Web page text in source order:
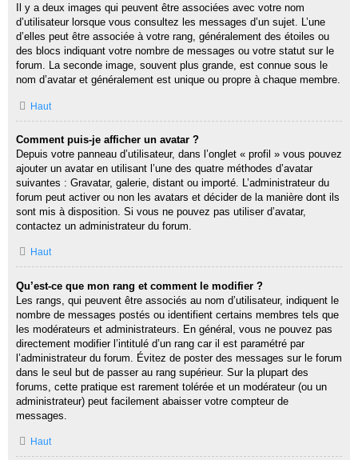
Il y a deux images qui peuvent être associées avec votre nom
d’utilisateur lorsque vous consultez les messages d’un sujet. L’une
d’elles peut être associée à votre rang, généralement des étoiles ou
des blocs indiquant votre nombre de messages ou votre statut sur le
forum. La seconde image, souvent plus grande, est connue sous le
nom d’avatar et généralement est unique ou propre à chaque membre.
Haut
Comment puis-je afficher un avatar ?
Depuis votre panneau d’utilisateur, dans l’onglet « profil » vous pouvez
ajouter un avatar en utilisant l’une des quatre méthodes d’avatar
suivantes : Gravatar, galerie, distant ou importé. L’administrateur du
forum peut activer ou non les avatars et décider de la manière dont ils
sont mis à disposition. Si vous ne pouvez pas utiliser d’avatar,
contactez un administrateur du forum.
Haut
Qu’est-ce que mon rang et comment le modifier ?
Les rangs, qui peuvent être associés au nom d’utilisateur, indiquent le
nombre de messages postés ou identifient certains membres tels que
les modérateurs et administrateurs. En général, vous ne pouvez pas
directement modifier l’intitulé d’un rang car il est paramétré par
l’administrateur du forum. Évitez de poster des messages sur le forum
dans le seul but de passer au rang supérieur. Sur la plupart des
forums, cette pratique est rarement tolérée et un modérateur (ou un
administrateur) peut facilement abaisser votre compteur de
messages.
Haut